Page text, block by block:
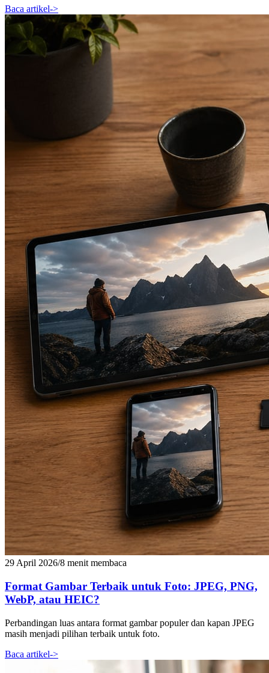
Baca artikel->
29 April 2026/8 menit membaca
Format Gambar Terbaik untuk Foto: JPEG, PNG,
WebP, atau HEIC?
Perbandingan luas antara format gambar populer dan kapan JPEG
masih menjadi pilihan terbaik untuk foto.
Baca artikel->